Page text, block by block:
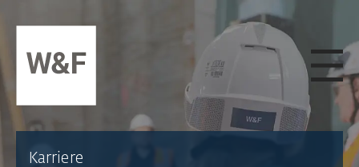
ZUM INHALT SPRINGEN
Karriere